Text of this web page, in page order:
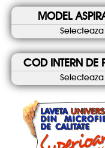
MODEL
Selecteaza
COD INTERN DE
Selecteaza